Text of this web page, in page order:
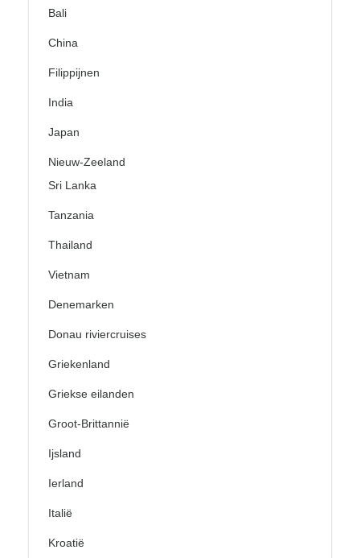
Bali
China
Filippijnen
India
Japan
Nieuw-Zeeland
Sri Lanka
Tanzania
Thailand
Vietnam
Denemarken
Donau riviercruises
Griekenland
Griekse eilanden
Groot-Brittannië
Ijsland
Ierland
Italië
Kroatië